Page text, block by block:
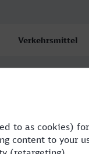
Verkehrsmittel
ABR,ICE,VIA